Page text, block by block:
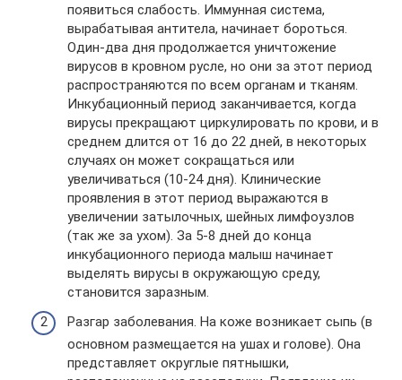
появиться слабость. Иммунная система,
вырабатывая антитела, начинает бороться.
Один-два дня продолжается уничтожение
вирусов в кровном русле, но они за этот период
распространяются по всем органам и тканям.
Инкубационный период заканчивается, когда
вирусы прекращают циркулировать по крови, и в
среднем длится от 16 до 22 дней, в некоторых
случаях он может сокращаться или
увеличиваться (10-24 дня). Клинические
проявления в этот период выражаются в
увеличении затылочных, шейных лимфоузлов
(так же за ухом). За 5-8 дней до конца
инкубационного периода малыш начинает
выделять вирусы в окружающую среду,
становится заразным.
Разгар заболевания. На коже возникает сыпь (в
основном размещается на ушах и голове). Она
представляет округлые пятнышки,